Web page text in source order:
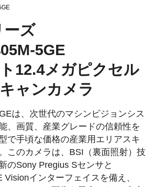
ーズ
5GE
12.4メガピクセル
ャンカメラ
は、次世代のマシンビジョンシス
、画質、産業グレードの信頼性を
で手頃な価格の産業用エリアスキ
このカメラは、BSI（裏面照射）技
のSony Pregius Sセンサと
Visionインターフェイスを備え、